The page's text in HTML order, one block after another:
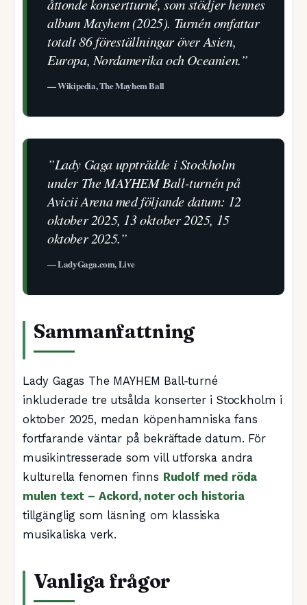
åttonde konsertturné, som stödjer hennes
album Mayhem (2025). Turnén omfattar
totalt 86 föreställningar över Asien,
Europa, Nordamerika och Oceanien.”
— Wikipedia, The Mayhem Ball
”Lady Gaga uppträdde i Stockholm
under The MAYHEM Ball-turnén på
Avicii Arena med följande datum: 12
oktober 2025, 13 oktober 2025, 15
oktober 2025.”
— LadyGaga.com, Live
Sammanfattning
Lady Gagas The MAYHEM Ball-turné
inkluderade tre utsålda konserter i Stockholm i
oktober 2025, medan köpenhamniska fans
fortfarande väntar på bekräftade datum. För
musikintresserade som vill utforska andra
kulturella fenomen finns Rudolf med röda
mulen text – Ackord, noter och historia
tillgänglig som läsning om klassiska
musikaliska verk.
Vanliga frågor